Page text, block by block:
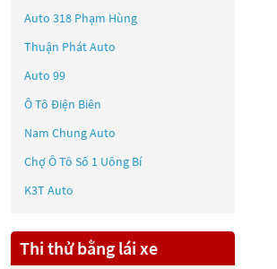
Auto 318 Phạm Hùng
Thuận Phát Auto
Auto 99
Ô Tô Điện Biên
Nam Chung Auto
Chợ Ô Tô Số 1 Uông Bí
K3T Auto
Thi thử bằng lái xe